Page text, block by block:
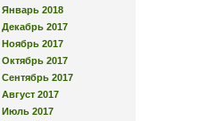
Январь 2018
Декабрь 2017
Ноябрь 2017
Октябрь 2017
Сентябрь 2017
Август 2017
Июль 2017